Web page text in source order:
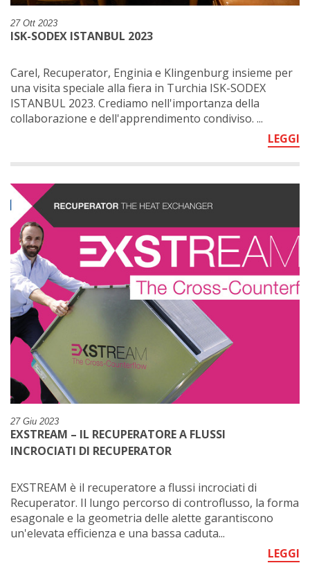
27 Ott 2023
ISK-SODEX ISTANBUL 2023
Carel, Recuperator, Enginia e Klingenburg insieme per
una visita speciale alla fiera in Turchia ISK-SODEX
ISTANBUL 2023. Crediamo nell'importanza della
collaborazione e dell'apprendimento condiviso. ...
LEGGI
27 Giu 2023
EXSTREAM – IL RECUPERATORE A FLUSSI
INCROCIATI DI RECUPERATOR
EXSTREAM è il recuperatore a flussi incrociati di
Recuperator. Il lungo percorso di controflusso, la forma
esagonale e la geometria delle alette garantiscono
un'elevata efficienza e una bassa caduta...
LEGGI